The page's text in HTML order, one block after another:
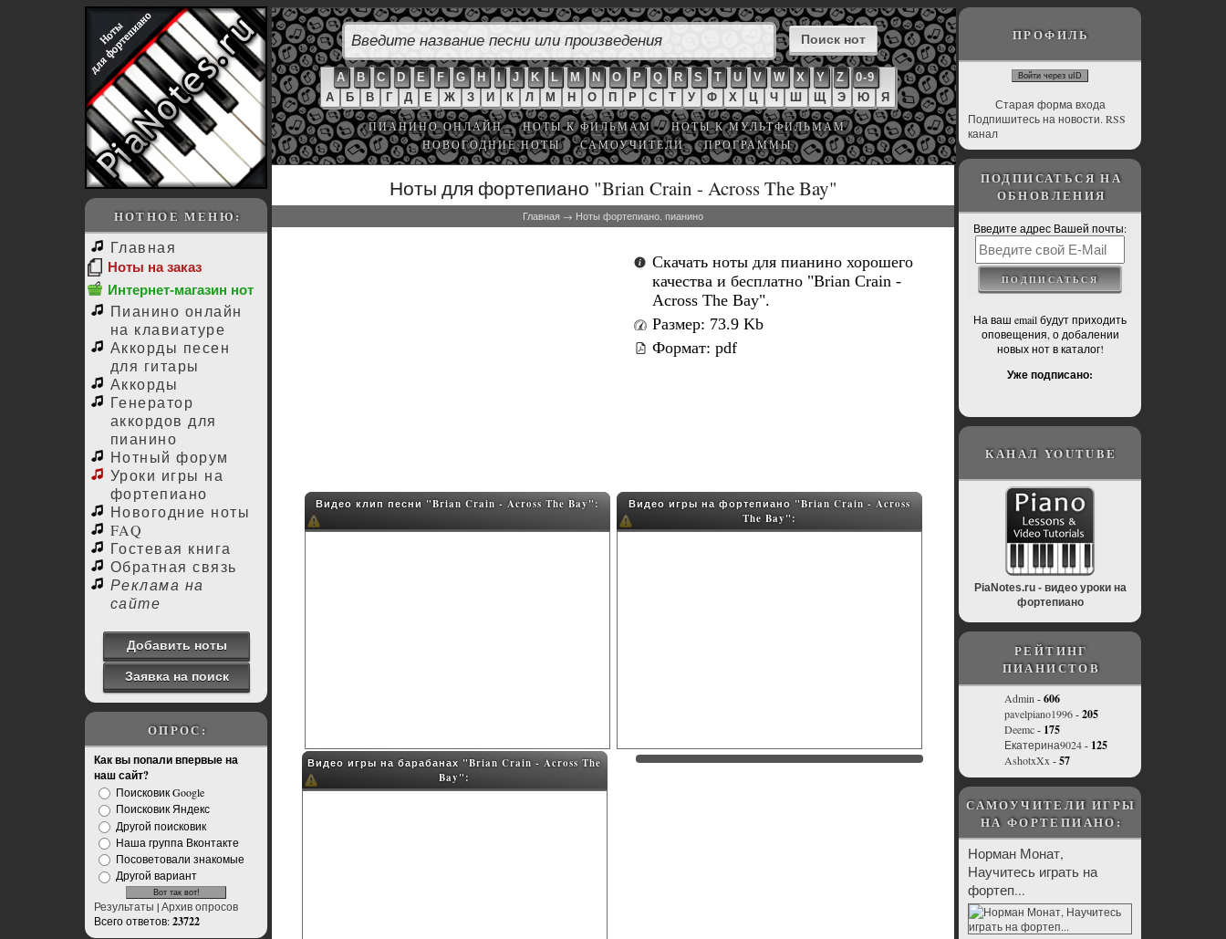
НОТНОЕ МЕНЮ:
Главная
Ноты на заказ
Интернет-магазин нот
Пианино онлайн
на клавиатуре
Аккорды песен
для гитары
Аккорды
Генератор
аккордов для
пианино
Нотный форум
Уроки игры на
фортепиано
Новогодние ноты
FAQ
Гостевая книга
Обратная связь
Реклама на
сайте
Добавить ноты
Заявка на поиск
ОПРОС:
Как вы попали впервые на
наш сайт?
Поисковик Google
Поисковик Яндекс
Другой поисковик
Наша группа Вконтакте
Посоветовали знакомые
Другой вариант
Результаты |Архив опросов
Всего ответов:23722
Ноты для фортепиано "Brian Crain - Across The Bay"
Главная → Ноты фортепиано, пианино
Скачать ноты для пианино хорошего
качества и бесплатно "Brian Crain -
Across The Bay".
Размер: 73.9 Kb
Формат: pdf
Видео клип песни "Brian Crain - Across The Bay":
Видео игры на фортепиано "Brian Crain - Across
The Bay":
Видео игры на барабанах "Brian Crain - Across The
Bay":
A B C D E F G H I J K L M N O P Q R S T U V W X Y Z
0-9
А
Б В Г Д Е Ж З И К Л М Н О П Р С Т У Ф Х Ц Ч Ш Щ Э Ю Я
ПИАНИНО ОНЛАЙН НОТЫ К ФИЛЬМАМ
НОТЫ К МУЛЬТФИЛЬМАМ
НОВОГОДНИЕ НОТЫ
САМОУЧИТЕЛИ ПРОГРАММЫ
ПРОФИЛЬ
Войти через uID
Старая форма входа
Подпишитесь на новости. RSS
канал
ПОДПИСАТЬСЯ НА
ОБНОВЛЕНИЯ
Введите адрес Вашей почты:
На ваш email будут приходить
оповещения, о добалении
новых нот в каталог!
Уже подписано:
КАНАЛ YOUTUBE
PiaNotes.ru - видео уроки на
фортепиано
РЕЙТИНГ
ПИАНИСТОВ
Admin -606
pavelpiano1996-205
Deemc- 175
Екатерина9024- 125
AshotxXx -57
САМОУЧИТЕЛИ ИГРЫ
НА ФОРТЕПИАНО:
Норман Монат,
Научитесь играть на
фортеп...